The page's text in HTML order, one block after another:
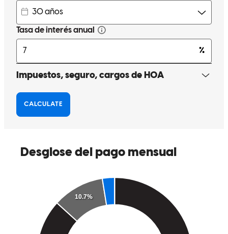
Denise was so helpful with answering all my questions and went
about and beyond to makes sure the process when smoothly.
bridget CA
Denise and her team were amazing. They were a true blessing .
Dinuba Revisar el 12 de mayo de 2026